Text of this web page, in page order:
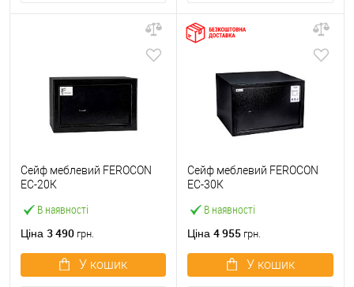
В наявності
Сейф меблевий FEROCON
ЕС-20К
Ціна 3 490 грн.
У кошик
В наявності
Сейф меблевий FEROCON
ЕС-30К
Ціна 4 955 грн.
У кошик